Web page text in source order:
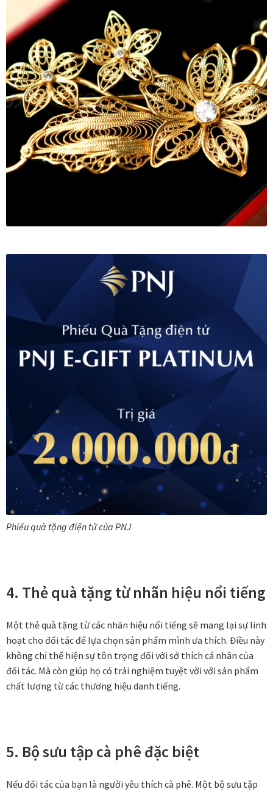
Quà tặng đối tác nước ngoài
Quà Tết Doanh nghiệp 2026
Quy định khu vực giao hàng
Sản phẩm mới
Tài khoản
test
Thông tin chung & hỗ trợ
Tối ưu chất lượng hình ảnh
Trang mẫu
Tranh dán tường
Tranh dự án
Tranh nhà mẫu dự án
Tranh nhà ở cao cấp
Tranh treo khách sạn
Tranh hoa sen treo phòng thờ
Tranh mừng thọ
Tranh phòng khách hiện đại
Tranh sơn mài phòng khách
Tranh tặng đối tác
Phiếu quà tặng điện tử của PNJ
4. Thẻ quà tặng từ nhãn hiệu nổi tiếng
Một thẻ quà tặng từ các nhãn hiệu nổi tiếng sẽ mang lại sự linh
hoạt cho đối tác để lựa chọn sản phẩm mình ưa thích. Điều này
không chỉ thể hiện sự tôn trọng đối với sở thích cá nhân của
đối tác. Mà còn giúp họ có trải nghiệm tuyệt vời với sản phẩm
chất lượng từ các thương hiệu danh tiếng.
5. Bộ sưu tập cà phê đặc biệt
Nếu đối tác của bạn là người yêu thích cà phê. Một bộ sưu tập